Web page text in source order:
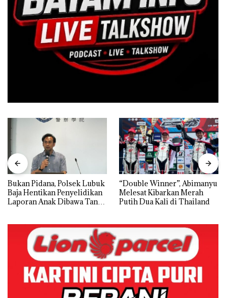
Bukan Pidana, Polsek Lubuk
Baja Hentikan Penyelidikan
Laporan Anak Dibawa Tanpa
“Double Winner”, Abimanyu
Melesat Kibarkan Merah
Putih Dua Kali di Thailand